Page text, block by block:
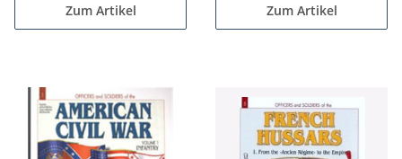
Zum Artikel Zum Artikel